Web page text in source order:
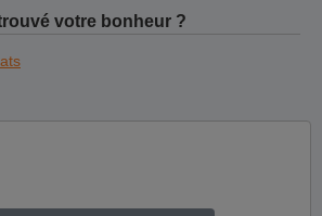
votre bonheur ?